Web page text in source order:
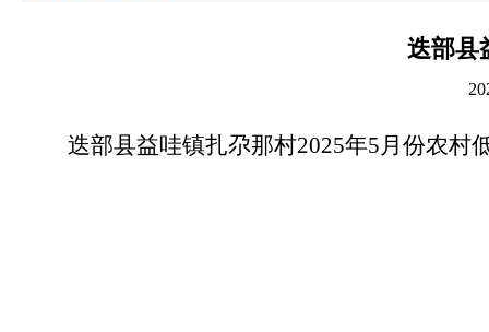
迭部县
迭部县益哇镇扎尕那村2025年5月份农村